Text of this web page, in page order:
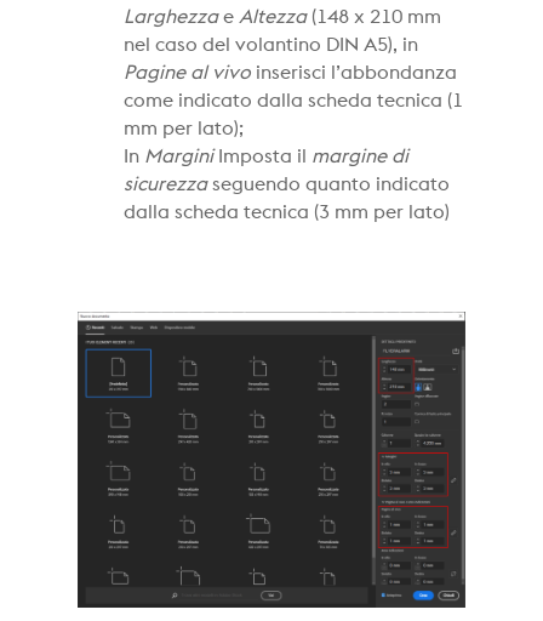
Larghezzae Altezza(148 x 210 mm
nel caso del volantino DIN A5), in
Pagine al vivo inserisci l’abbondanza
come indicato dalla scheda tecnica (1
mm per lato);
In MarginiImposta il margine di
sicurezzaseguendo quanto indicato
dalla scheda tecnica (3 mm per lato)